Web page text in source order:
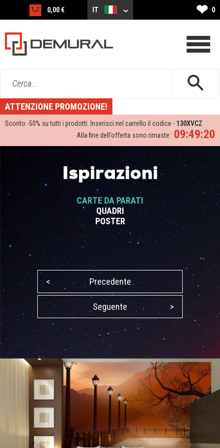
0,00 € IT ❤ 0
Cerca...
ATTENZIONE PROMOZIONE!
Sconto -50% su tutti i prodotti. Inserisci nel carrello il codice - 130XVCZ
09:49:19
Alla fine dell’offerta sono rimaste:
Ispirazioni
CARTE DA PARATI
QUADRI
POSTER
< Precedente
Seguente >